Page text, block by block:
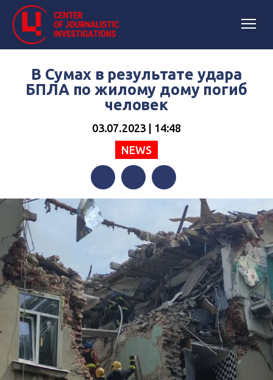
В Сумах в результате удара
БПЛА по жилому дому погиб
человек
03.07.2023 | 14:48
NEWS
FacebookTwitterTelegram